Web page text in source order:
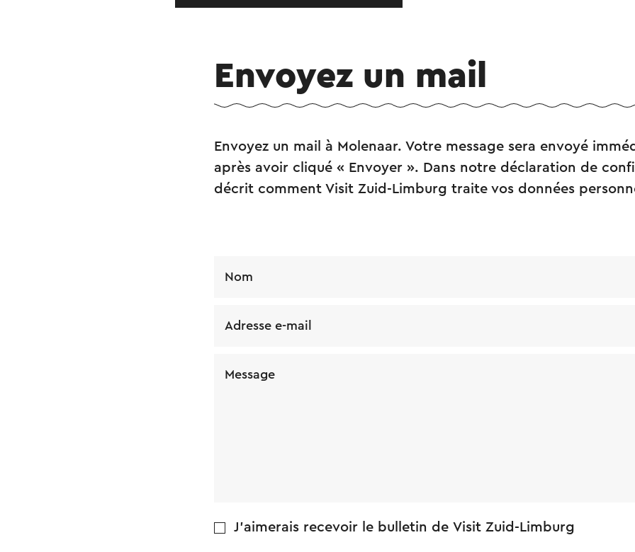
Envoyez un mail
Envoyez un mail à Molenaar. Votre message sera envoyé
après avoir cliqué « Envoyer ». Dans notre déclaration de
décrit comment Visit Zuid-Limburg traite vos données
Nom
Adresse e-mail
Message
J'aimerais recevoir le bulletin de Visit Zuid-Limburg